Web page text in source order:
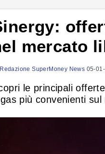
mercato
Redazione SuperMoney News 05-
le principali
più convenienti sul